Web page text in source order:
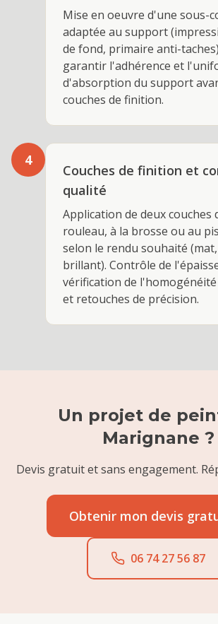
Mise en oeuvre d'une sous-
adaptée au support
de fond, primaire anti-
garantir l'adhérence et
d'absorption du support
couches de finition.
4
Couches de finition et
qualité
Application de deux couches
rouleau, à la brosse ou au
selon le rendu souhaité
brillant). Contrôle de
vérification de
et retouches de précision.
Un projet de
Marignane ?
Devis gratuit et sans engagement.
Obtenir mon devis
06 74 27 56 87